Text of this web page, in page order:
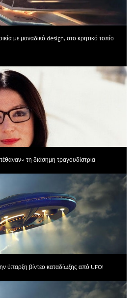
με μοναδικό design, στο κρητικό τοπίο
τη διάσημη τραγουδίστρια
ύπαρξη βίντεο καταδίωξης από UFO!